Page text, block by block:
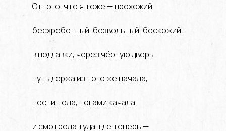
Оттого, что я тоже — прохожий,
бесхребетный, безвольный, бескожий,
в поддавки, через чёрную дверь
путь держа из того же начала,
песни пела, ногами качала,
и смотрела туда, где теперь —